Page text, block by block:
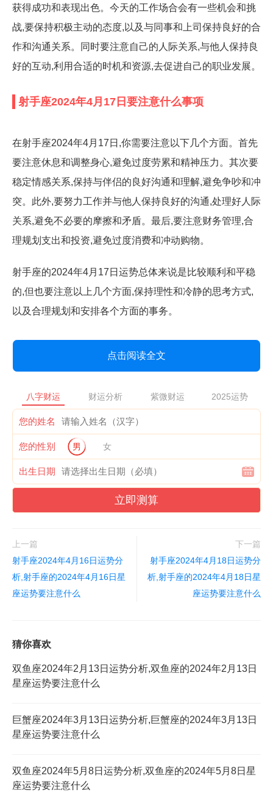
获得成功和表现出色。今天的工作场合会有一些机会和挑
战,要保持积极主动的态度,以及与同事和上司保持良好的合
作和沟通关系。同时要注意自己的人际关系,与他人保持良
好的互动,利用合适的时机和资源,去促进自己的职业发展。
射手座2024年4月17日要注意什么事项
在射手座2024年4月17日,你需要注意以下几个方面。首先
要注意休息和调整身心,避免过度劳累和精神压力。其次要
稳定情感关系,保持与伴侣的良好沟通和理解,避免争吵和冲
突。此外,要努力工作并与他人保持良好的沟通,处理好人际
关系,避免不必要的摩擦和矛盾。最后,要注意财务管理,合
理规划支出和投资,避免过度消费和冲动购物。
射手座的2024年4月17日运势总体来说是比较顺利和平稳
的,但也要注意以上几个方面,保持理性和冷静的思考方式,
以及合理规划和安排各个方面的事务。
点击阅读全文
八字财运 财运分析 紫微财运 2025运势
您的姓名
您的性别 男 女
出生日期
立即测算
上一篇
射手座2024年4月16日运势分
析,射手座的2024年4月16日星
座运势要注意什么
下一篇
射手座2024年4月18日运势分
析,射手座的2024年4月18日星
座运势要注意什么
猜你喜欢
双鱼座2024年2月13日运势分析,双鱼座的2024年2月13日
星座运势要注意什么
巨蟹座2024年3月13日运势分析,巨蟹座的2024年3月13日
星座运势要注意什么
双鱼座2024年5月8日运势分析,双鱼座的2024年5月8日星
座运势要注意什么